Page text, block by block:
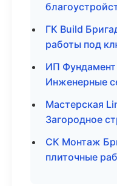
ГК Build
работы под
ИП
Инженерные
Мастерская
Загородное
СК Монтаж
плиточные